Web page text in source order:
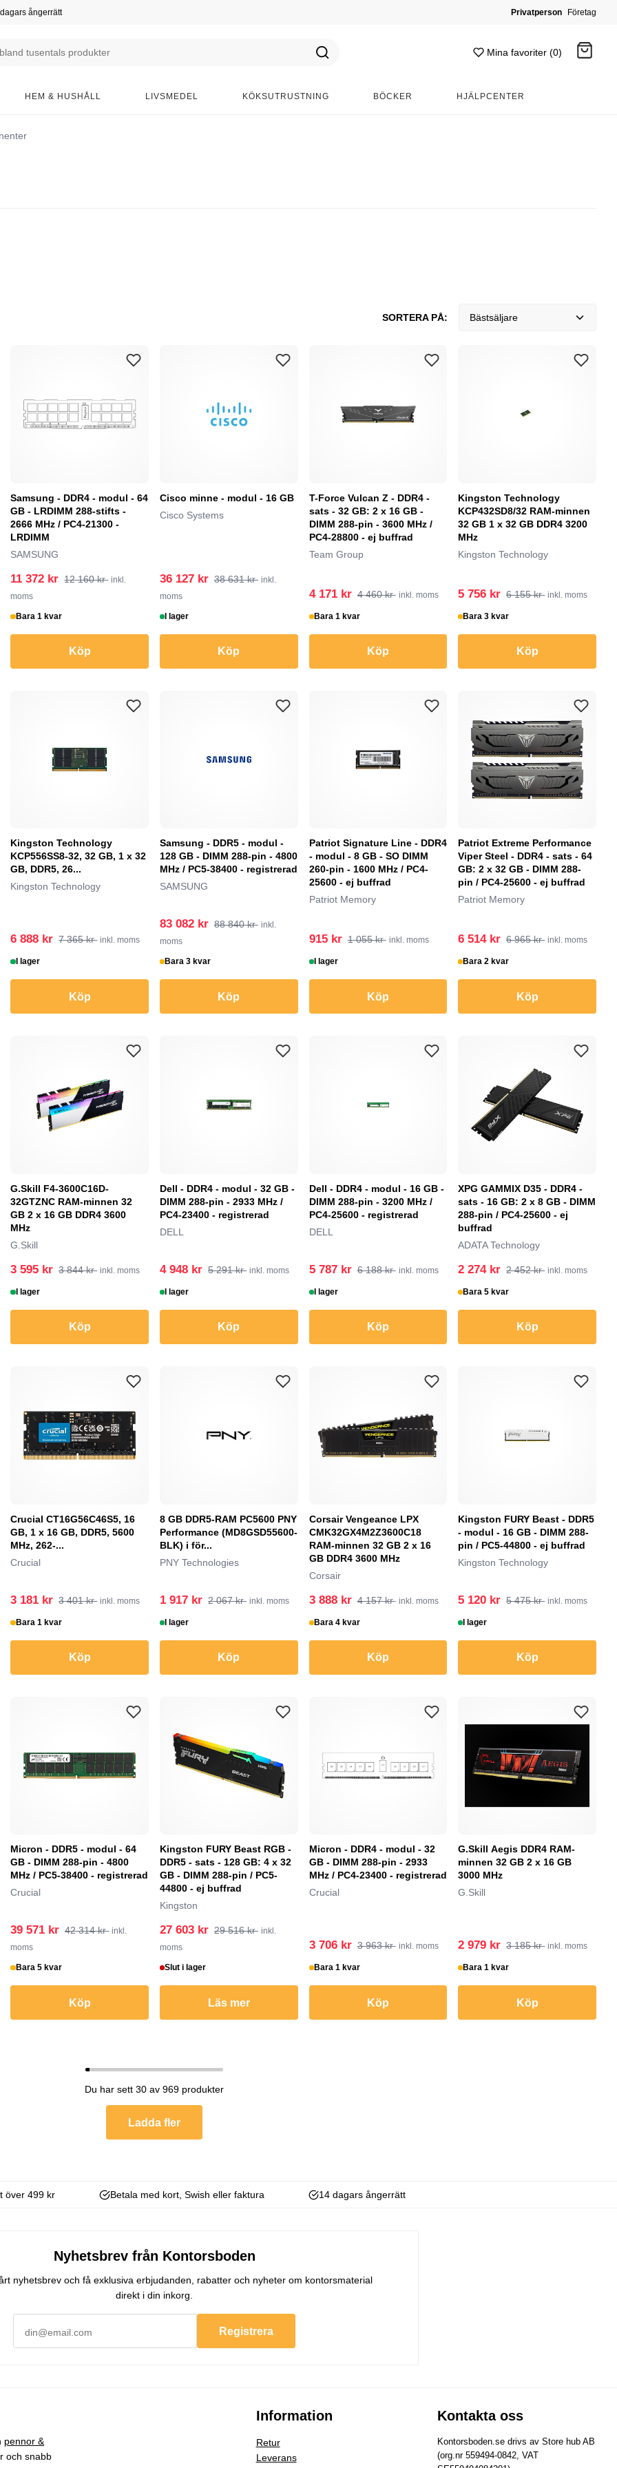
ångerrätt Privatperson Företag
Mina favoriter (0)
HEM & HUSHÅLL LIVSMEDEL KÖKSUTRUSTNING BÖCKER HJÄLPCENTER
SORTERA PÅ: Bästsäljare
Samsung - DDR4 - modul - 64
GB - LRDIMM 288-stifts -
2666 MHz / PC4-21300 -
LRDIMM
SAMSUNG
11 372 kr 12 160 kr inkl.
moms
Bara 1 kvar
Köp
Cisco minne - modul - 16 GB
Cisco Systems
36 127 kr 38 631 kr inkl.
moms
I lager
Köp
T-Force Vulcan Z - DDR4 -
sats - 32 GB: 2 x 16 GB -
DIMM 288-pin - 3600 MHz /
PC4-28800 - ej buffrad
Team Group
4 171 kr 4 460 kr inkl. moms
Bara 1 kvar
Köp
Kingston Technology
KCP432SD8/32 RAM-minnen
32 GB 1 x 32 GB DDR4 3200
MHz
Kingston Technology
5 756 kr 6 155 kr inkl. moms
Bara 3 kvar
Köp
Kingston Technology
KCP556SS8-32, 32 GB, 1 x 32
GB, DDR5, 26...
Kingston Technology
6 888 kr 7 365 kr inkl. moms
I lager
Köp
Samsung - DDR5 - modul -
128 GB - DIMM 288-pin - 4800
MHz / PC5-38400 - registrerad
SAMSUNG
83 082 kr 88 840 kr inkl.
moms
Bara 3 kvar
Köp
Patriot Signature Line - DDR4
- modul - 8 GB - SO DIMM
260-pin - 1600 MHz / PC4-
25600 - ej buffrad
Patriot Memory
915 kr 1 055 kr inkl. moms
I lager
Köp
Patriot Extreme Performance
Viper Steel - DDR4 - sats - 64
GB: 2 x 32 GB - DIMM 288-
pin / PC4-25600 - ej buffrad
Patriot Memory
6 514 kr 6 965 kr inkl. moms
Bara 2 kvar
Köp
G.Skill F4-3600C16D-
32GTZNC RAM-minnen 32
GB 2 x 16 GB DDR4 3600
MHz
G.Skill
3 595 kr 3 844 kr inkl. moms
I lager
Köp
Dell - DDR4 - modul - 32 GB -
DIMM 288-pin - 2933 MHz /
PC4-23400 - registrerad
DELL
4 948 kr 5 291 kr inkl. moms
I lager
Köp
Dell - DDR4 - modul - 16 GB -
DIMM 288-pin - 3200 MHz /
PC4-25600 - registrerad
DELL
5 787 kr 6 188 kr inkl. moms
I lager
Köp
XPG GAMMIX D35 - DDR4 -
sats - 16 GB: 2 x 8 GB - DIMM
288-pin / PC4-25600 - ej
buffrad
ADATA Technology
2 274 kr 2 452 kr inkl. moms
Bara 5 kvar
Köp
Crucial CT16G56C46S5, 16
GB, 1 x 16 GB, DDR5, 5600
MHz, 262-...
Crucial
3 181 kr 3 401 kr inkl. moms
Bara 1 kvar
Köp
8 GB DDR5-RAM PC5600 PNY
Performance (MD8GSD55600-
BLK) i för...
PNY Technologies
1 917 kr 2 067 kr inkl. moms
I lager
Köp
Corsair Vengeance LPX
CMK32GX4M2Z3600C18
RAM-minnen 32 GB 2 x 16
GB DDR4 3600 MHz
Corsair
3 888 kr 4 157 kr inkl. moms
Bara 4 kvar
Köp
Kingston FURY Beast - DDR5
- modul - 16 GB - DIMM 288-
pin / PC5-44800 - ej buffrad
Kingston Technology
5 120 kr 5 475 kr inkl. moms
I lager
Köp
Micron - DDR5 - modul - 64
GB - DIMM 288-pin - 4800
MHz / PC5-38400 - registrerad
Crucial
39 571 kr 42 314 kr inkl.
moms
Bara 5 kvar
Köp
Kingston FURY Beast RGB -
DDR5 - sats - 128 GB: 4 x 32
GB - DIMM 288-pin / PC5-
44800 - ej buffrad
Kingston
27 603 kr 29 516 kr inkl.
moms
Slut i lager
Läs mer
Micron - DDR4 - modul - 32
GB - DIMM 288-pin - 2933
MHz / PC4-23400 - registrerad
Crucial
3 706 kr 3 963 kr inkl. moms
Bara 1 kvar
Köp
G.Skill Aegis DDR4 RAM-
minnen 32 GB 2 x 16 GB
3000 MHz
G.Skill
2 979 kr 3 185 kr inkl. moms
Bara 1 kvar
Köp
Du har sett 30 av 969 produkter
Ladda fler
över 499 kr Betala med kort, Swish eller faktura 14 dagars ångerrätt
Nyhetsbrev från Kontorsboden
nyhetsbrev och få exklusiva erbjudanden, rabatter och nyheter om kontorsmaterial
direkt i din inkorg.
Registrera
pennor &
och snabb
Information
Retur
Leverans
Kontakta oss
Kontorsboden.se drivs av Store hub AB
(org.nr 559494-0842, VAT